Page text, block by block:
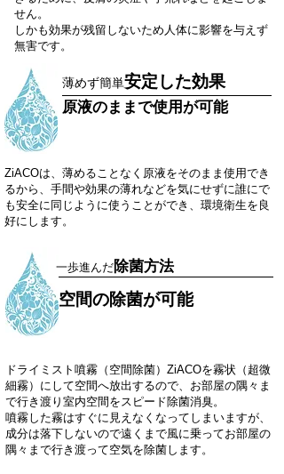
せん。
しかも効果が残留しないため人体に影響を与えず
無害です。
​薄めず簡単安定した効果
​原液のままで使用が可能
ZiACOは、薄めることなく原液をそのまま使用でき
るから、手間や効果の薄れなどを気にせずに誰にで
も安全に同じように使うことができ、環境衛生を良
好にします。
​一歩進んだ除菌方法
​空間の除菌が可能
ドライミスト噴霧（空間除菌）ZiACOを霧状（超微
細霧）にして空間へ放出するので、お部屋の隅々ま
で行き渡り室内空間をスピード除菌消臭。
​噴霧した霧はすぐに見えなくなってしまいますが、
成分は落下しないので遠くまで風に乗ってお部屋の
隅々まで行き渡って空気を除菌します。